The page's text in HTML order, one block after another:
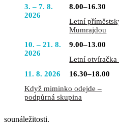
3. – 7. 8.
2026
8.00–16.30
Letní
Mumrajdou
10. – 21. 8.
2026
9.00–13.00
Letní
11. 8. 2026
16.30–18.00
Když miminko odejde –
podpůrná skupina
sounáležitosti.